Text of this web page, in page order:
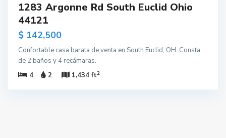
1283 Argonne Rd South Euclid Ohio
44121
$ 142,500
Confortable casa barata de venta en South Euclid, OH. Consta
de 2 baños y 4 recámaras.
4
2 1,434 ft2